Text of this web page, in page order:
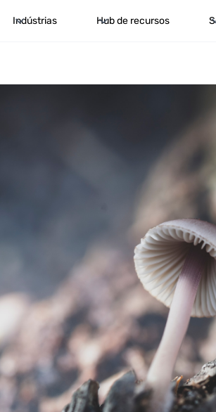
Indústrias Hub de recursos